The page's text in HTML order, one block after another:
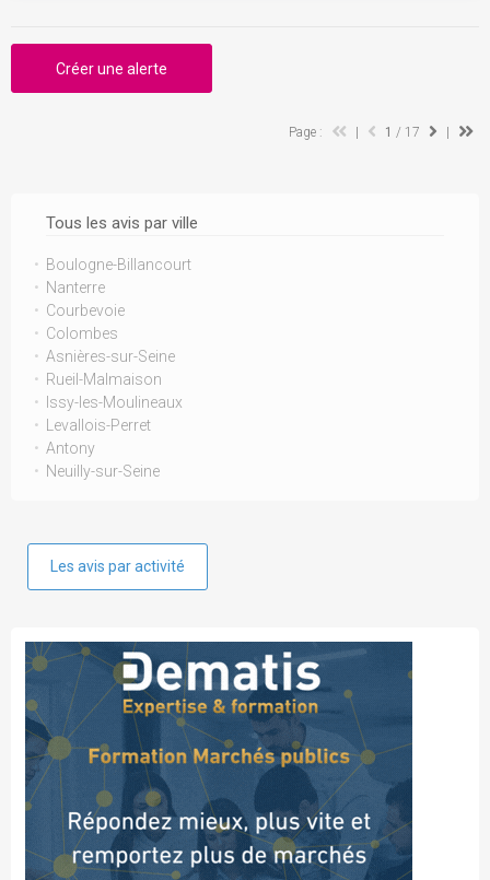
Tous les avis par ville
Boulogne-Billancourt
Nanterre
Courbevoie
Colombes
Asnières-sur-Seine
Rueil-Malmaison
Issy-les-Moulineaux
Levallois-Perret
Antony
Neuilly-sur-Seine
Les avis par activité
Créer une alerte
Page : 1 / 17